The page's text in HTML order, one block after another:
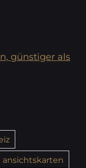
günstiger als
ansichtskarten